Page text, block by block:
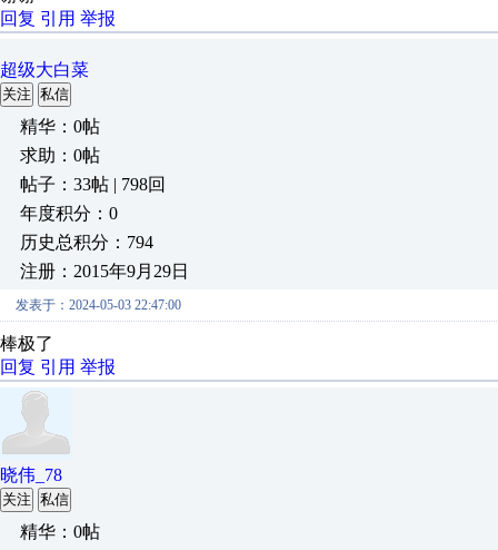
回复 引用 举报
超级大白菜
关注 私信
精华：0帖
求助：0帖
帖子：33帖 | 798回
年度积分：0
历史总积分：794
注册：2015年9月29日
发表于：2024-05-03 22:47:00
棒极了
回复 引用 举报
晓伟_78
关注 私信
精华：0帖